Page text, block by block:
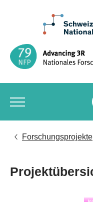
Forschungsprojekte